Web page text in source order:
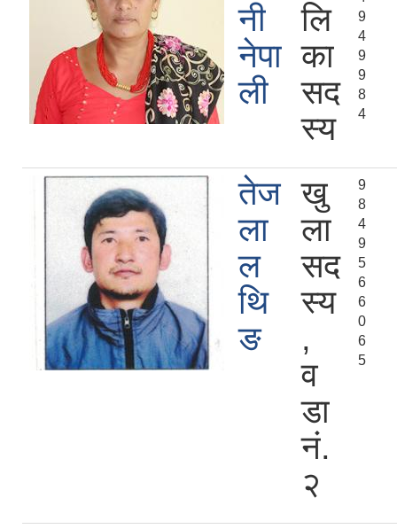
नी
नेपा
ली
लि
का
सद
स्य
9
4
9
9
8
4
तेज
ला
ल
थि
ङ
खु
ला
सद
स्य
,
व
डा
नं.
२
9
8
4
9
5
6
6
0
6
5